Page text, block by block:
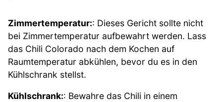
Zimmertemperatur:: Dieses Gericht sollte nicht
bei Zimmertemperatur aufbewahrt werden. Lass
das Chili Colorado nach dem Kochen auf
Raumtemperatur abkühlen, bevor du es in den
Kühlschrank stellst.
Kühlschrank:: Bewahre das Chili in einem